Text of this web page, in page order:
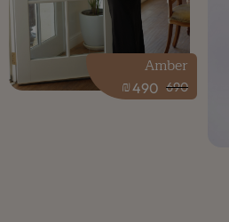
690
490
₪
Amber